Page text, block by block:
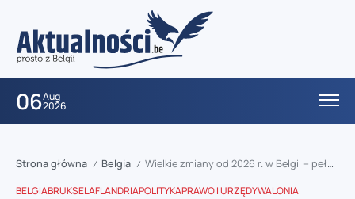
06Aug
2026
Strona główna / Belgia / Wielkie zmiany od 2026 r. w Belgii – pełny przegląd nowych przepisów
BELGIABRUKSELAFLANDRIAPOLITYKAPRAWO I URZĘDYWALONIA